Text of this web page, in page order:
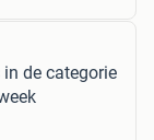
de categorie